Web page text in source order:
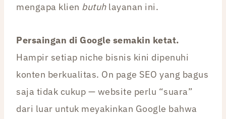
mengapa klien butuhlayanan ini.
Persaingan di Google semakin ketat.
Hampir setiap niche bisnis kini dipenuhi
konten berkualitas. On page SEO yang bagus
saja tidak cukup — website perlu “suara”
dari luar untuk meyakinkan Google bahwa